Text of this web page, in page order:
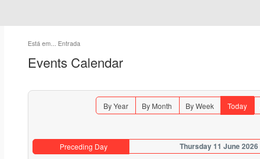
Está em... Entrada
Events Calendar
By Year By Month By Week Today
Preceding Day Thursday 11 June 2026